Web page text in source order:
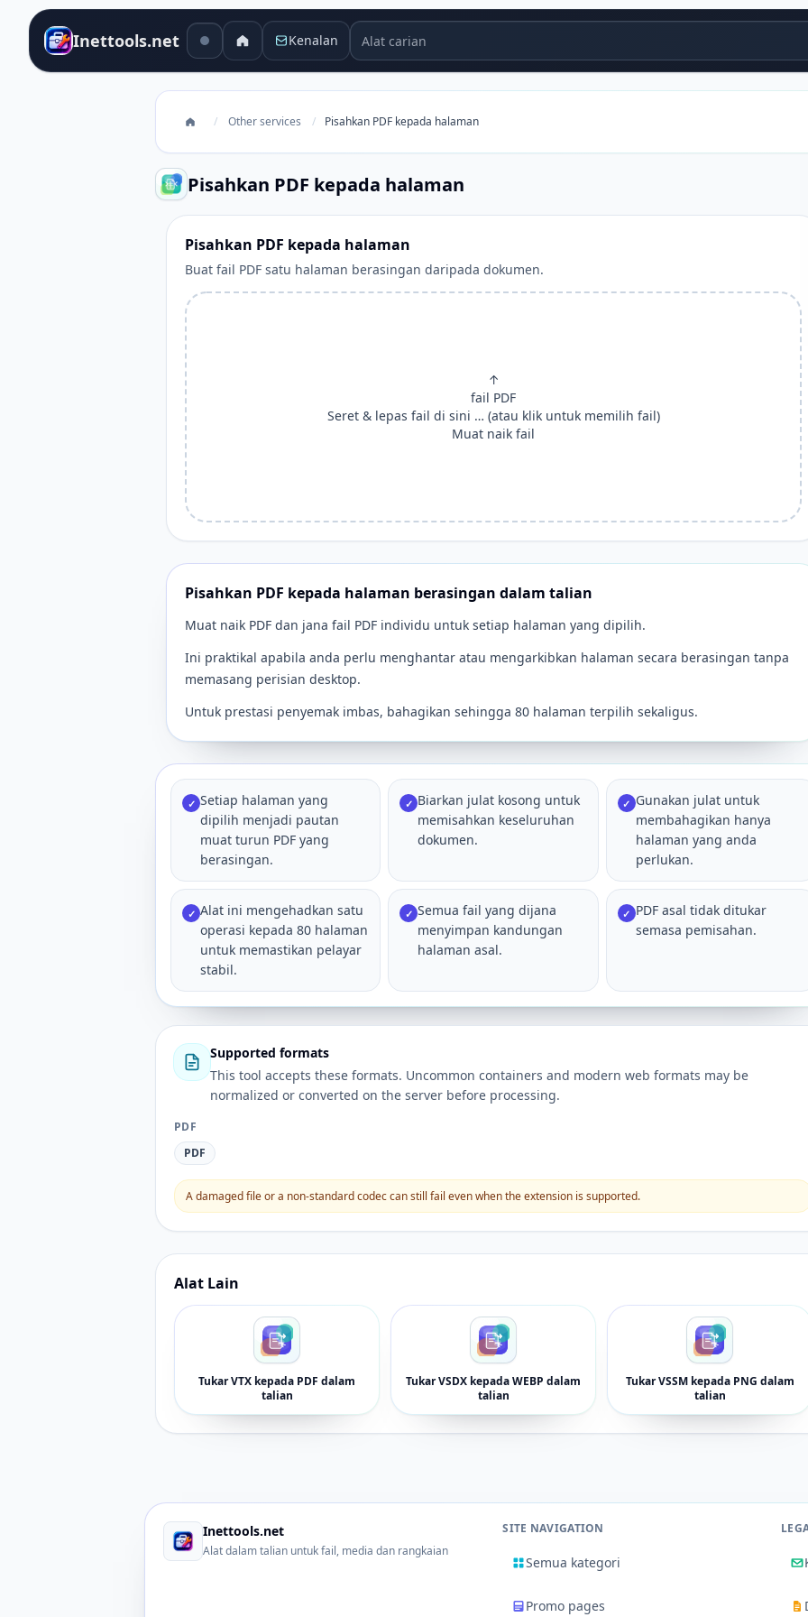
Inettools.net Kenalan Alat carian
/ Other services / Pisahkan PDF kepada halaman
Pisahkan PDF kepada halaman
Pisahkan PDF kepada halaman
Buat fail PDF satu halaman berasingan daripada dokumen.
↑
fail PDF
Seret & lepas fail di sini … (atau klik untuk memilih fail)
Muat naik fail
Pisahkan PDF kepada halaman berasingan dalam talian
Muat naik PDF dan jana fail PDF individu untuk setiap halaman yang dipilih.
Ini praktikal apabila anda perlu menghantar atau mengarkibkan halaman secara berasingan tanpa
memasang perisian desktop.
Untuk prestasi penyemak imbas, bahagikan sehingga 80 halaman terpilih sekaligus.
✓ Setiap halaman yang
dipilih menjadi pautan
muat turun PDF yang
berasingan.
✓ Biarkan julat kosong untuk
memisahkan keseluruhan
dokumen.
✓ Gunakan julat untuk
membahagikan hanya
halaman yang anda
perlukan.
✓ Alat ini mengehadkan satu
operasi kepada 80 halaman
untuk memastikan pelayar
stabil.
✓ Semua fail yang dijana
menyimpan kandungan
halaman asal.
✓ PDF asal tidak ditukar
semasa pemisahan.
Supported formats
This tool accepts these formats. Uncommon containers and modern web formats may be
normalized or converted on the server before processing.
PDF
PDF
A damaged file or a non-standard codec can still fail even when the extension is supported.
Alat Lain
Tukar VTX kepada PDF dalam
talian
Tukar VSDX kepada WEBP dalam
talian
Tukar VSSM kepada PNG dalam
talian
Inettools.net
Alat dalam talian untuk fail, media dan rangkaian
SITE NAVIGATION
Semua kategori
Promo pages